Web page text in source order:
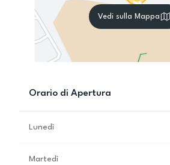
Vedi sulla Mappa
Orario di Apertura
Lunedì
Martedì